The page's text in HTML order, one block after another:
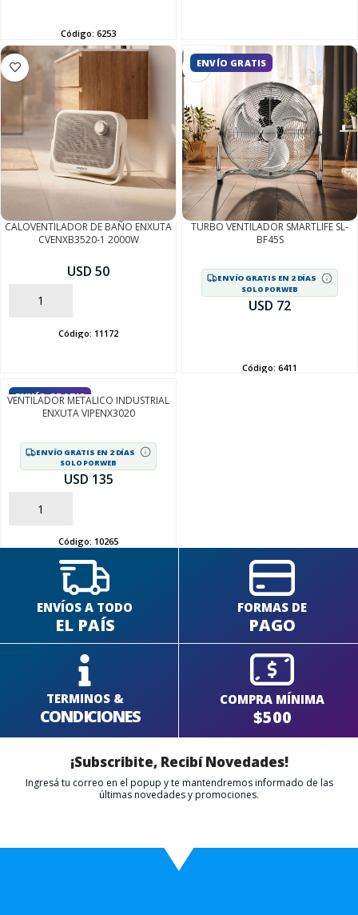
Código: 6253
CALOVENTILADOR DE BAÑO ENXUTA
CVENXB3520-1 2000W
USD 50
AÑADIR
Código: 11172
ENVÍO GRATIS
TURBO VENTILADOR SMARTLIFE SL-
BF45S
ENVÍO GRATIS EN 2 DÍAS
SOLO POR WEB
USD 72
Código: 6411
ENVÍO GRATIS
VENTILADOR METALICO INDUSTRIAL
ENXUTA VIPENX3020
ENVÍO GRATIS EN 2 DÍAS
SOLO POR WEB
USD 135
AÑADIR
Código: 10265
ENVÍOS A TODO
EL PAÍS
FORMAS DE
PAGO
TERMINOS &
CONDICIONES
COMPRA MÍNIMA
$500
¡Subscribite, Recibí Novedades!
Ingresá tu correo en el popup y te mantendremos informado de las
últimas novedades y promociones.
SEGUÍ COMPRANDO